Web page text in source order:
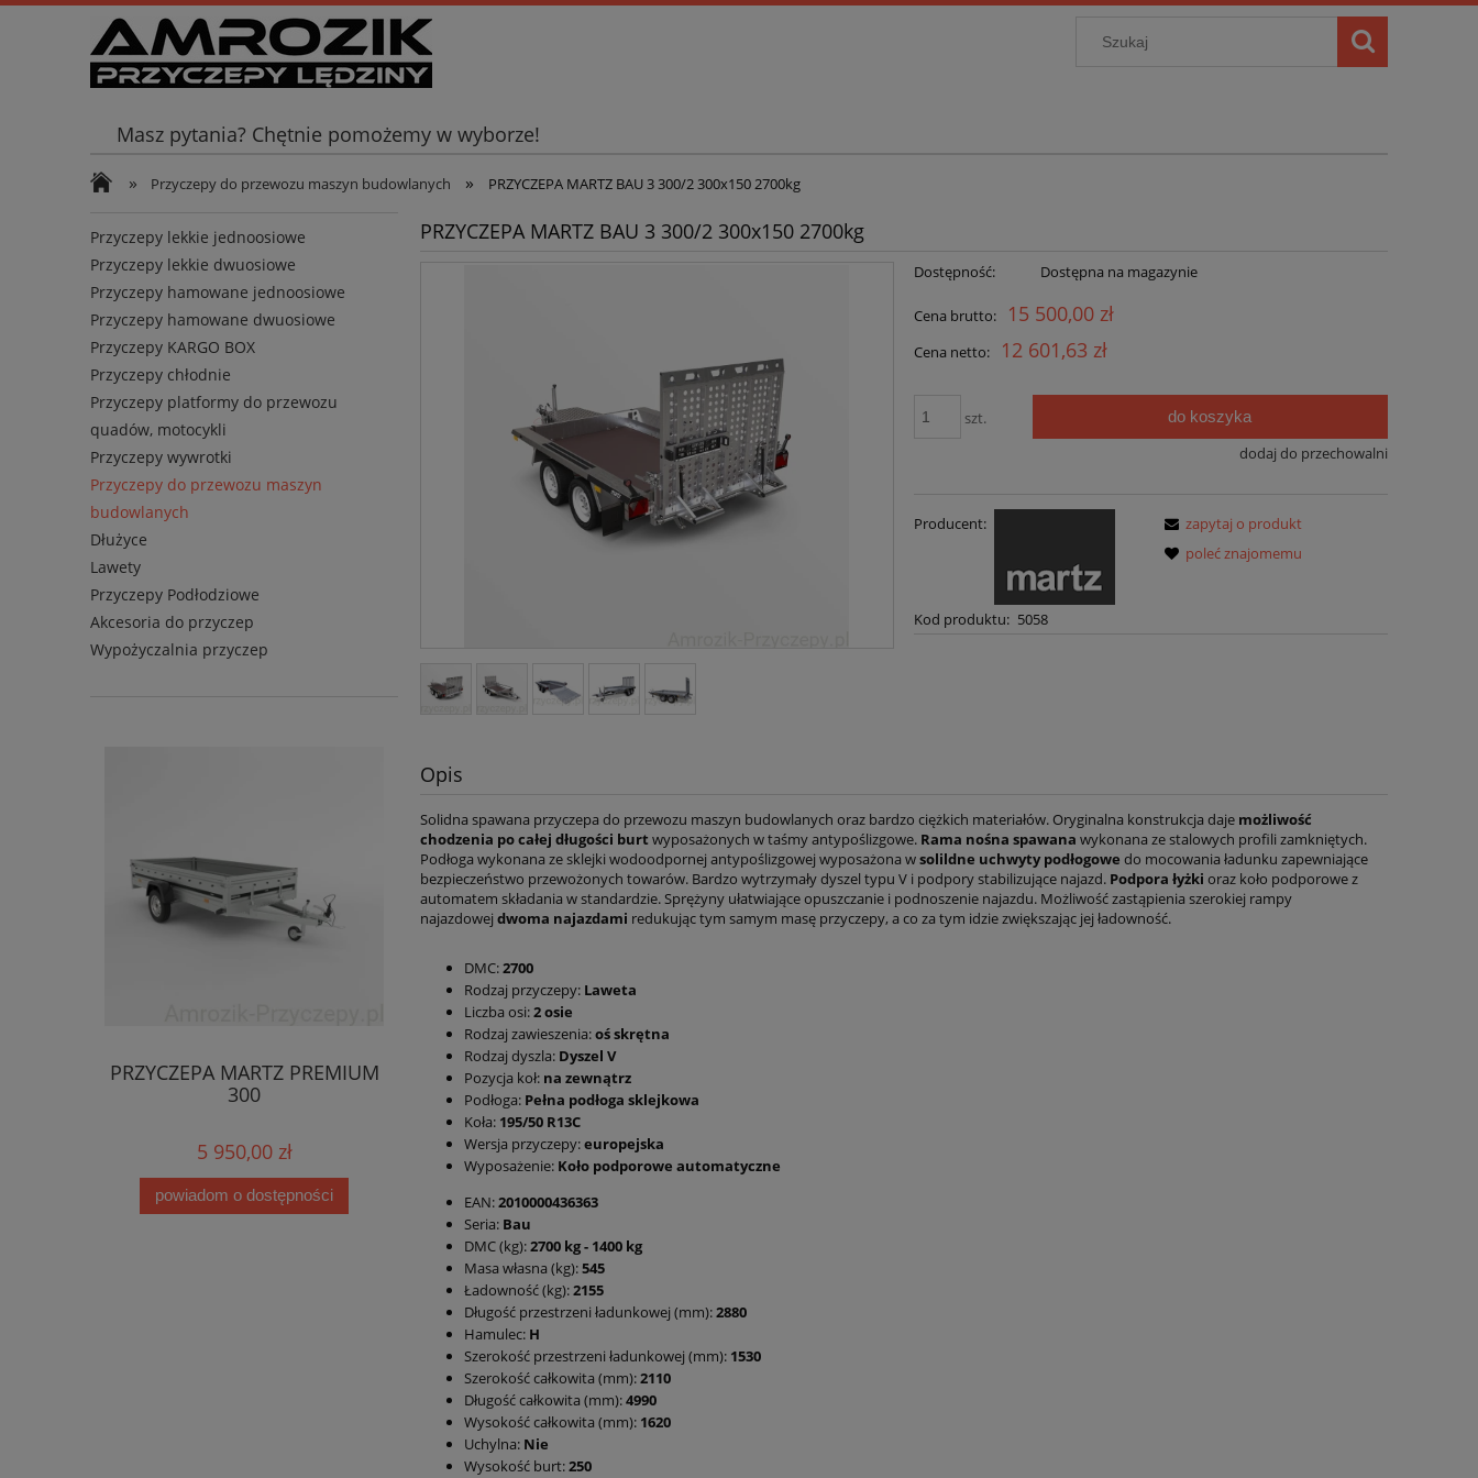
Masz pytania? Chętnie pomożemy w wyborze!
» Przyczepy do przewozu maszyn budowlanych » PRZYCZEPA MARTZ BAU 3 300/2 300x150 2700kg
Przyczepy lekkie jednoosiowe
Przyczepy lekkie dwuosiowe
Przyczepy hamowane jednoosiowe
Przyczepy hamowane dwuosiowe
Przyczepy KARGO BOX
Przyczepy chłodnie
Przyczepy platformy do przewozu
quadów, motocykli
Przyczepy wywrotki
Przyczepy do przewozu maszyn
budowlanych
Dłużyce
Lawety
Przyczepy Podłodziowe
Akcesoria do przyczep
Wypożyczalnia przyczep
PRZYCZEPA MARTZ PREMIUM
300
5 950,00 zł
powiadom o dostępności
PRZYCZEPA MARTZ BAU 3 300/2 300x150 2700kg
Dostępność: Dostępna na magazynie
Cena brutto: 15 500,00 zł
Cena netto: 12 601,63 zł
szt. do koszyka
dodaj do przechowalni
Producent:
Kod produktu: 5058
zapytaj o produkt
poleć znajomemu
Opis
Solidna spawana przyczepa do przewozu maszyn budowlanych oraz bardzo ciężkich materiałów. Oryginalna konstrukcja daje możliwość
chodzenia po całej długości burt wyposażonych w taśmy antypoślizgowe. Rama nośna spawana wykonana ze stalowych profili zamkniętych.
Podłoga wykonana ze sklejki wodoodpornej antypoślizgowej wyposażona wsolildne uchwyty podłogowe do mocowania ładunku zapewniające
bezpieczeństwo przewożonych towarów. Bardzo wytrzymały dyszel typu V i podpory stabilizujące najazd. Podpora łyżki oraz koło podporowe z
automatem składania w standardzie. Sprężyny ułatwiające opuszczanie i podnoszenie najazdu. Możliwość zastąpienia szerokiej rampy
najazdowej dwoma najazdami redukując tym samym masę przyczepy, a co za tym idzie zwiększając jej ładowność.
DMC:2700
Rodzaj przyczepy: Laweta
Liczba osi:2 osie
Rodzaj zawieszenia:oś skrętna
Rodzaj dyszla: Dyszel V
Pozycja koł: na zewnątrz
Podłoga: Pełna podłoga sklejkowa
Koła: 195/50 R13C
Wersja przyczepy:europejska
Wyposażenie: Koło podporowe automatyczne
EAN:2010000436363
Seria: Bau
DMC (kg):2700 kg - 1400 kg
Masa własna (kg):545
Ładowność (kg):2155
Długość przestrzeni ładunkowej (mm):2880
Hamulec: H
Szerokość przestrzeni ładunkowej (mm): 1530
Szerokość całkowita (mm):2110
Długość całkowita (mm):4990
Wysokość całkowita (mm): 1620
Uchylna: Nie
Wysokość burt:250